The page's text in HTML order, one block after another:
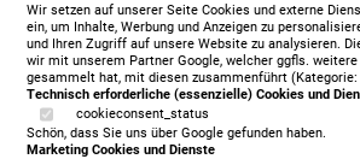
Jensen Diplomat Lean Motorbett 180 x
Ceres, 477
Wir setzen auf unserer Seite Cookies und externe
ein, um Inhalte, Werbung und Anzeigen zu
und Ihren Zugriff auf unsere Website zu analysieren.
wir mit unserem Partner Google, welcher ggfls.
gesammelt hat, mit diesen zusammenführt
Technisch erforderliche (essenzielle) Cookies und
cookieconsent_status
Schön, dass Sie uns über Google gefunden haben.
Marketing Cookies und Dienste